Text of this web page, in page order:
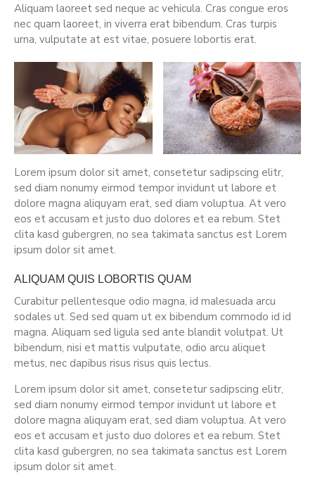
Aliquam laoreet sed neque ac vehicula. Cras congue eros
nec quam laoreet, in viverra erat bibendum. Cras turpis
urna, vulputate at est vitae, posuere lobortis erat.
Lorem ipsum dolor sit amet, consetetur sadipscing elitr,
sed diam nonumy eirmod tempor invidunt ut labore et
dolore magna aliquyam erat, sed diam voluptua. At vero
eos et accusam et justo duo dolores et ea rebum. Stet
clita kasd gubergren, no sea takimata sanctus est Lorem
ipsum dolor sit amet.
ALIQUAM QUIS LOBORTIS QUAM
Curabitur pellentesque odio magna, id malesuada arcu
sodales ut. Sed sed quam ut ex bibendum commodo id id
magna. Aliquam sed ligula sed ante blandit volutpat. Ut
bibendum, nisi et mattis vulputate, odio arcu aliquet
metus, nec dapibus risus risus quis lectus.
Lorem ipsum dolor sit amet, consetetur sadipscing elitr,
sed diam nonumy eirmod tempor invidunt ut labore et
dolore magna aliquyam erat, sed diam voluptua. At vero
eos et accusam et justo duo dolores et ea rebum. Stet
clita kasd gubergren, no sea takimata sanctus est Lorem
ipsum dolor sit amet.